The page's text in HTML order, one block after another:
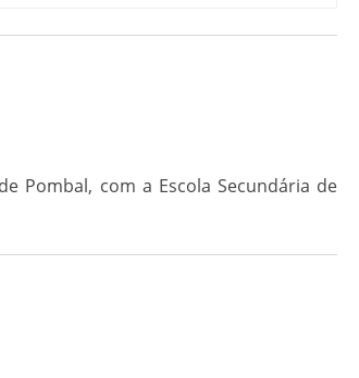
Pombal, com a Escola Secundária de